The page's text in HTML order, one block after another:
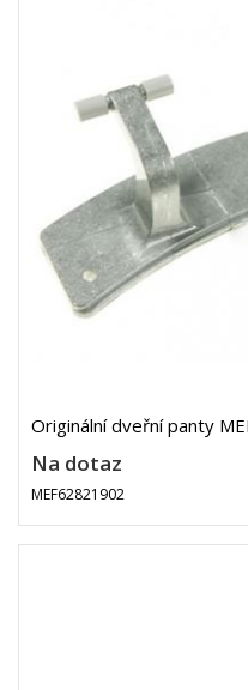
Originální dveřní panty
Na dotaz
MEF62821902